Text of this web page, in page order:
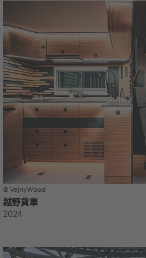
© VejnyWood
越野貨車
2024